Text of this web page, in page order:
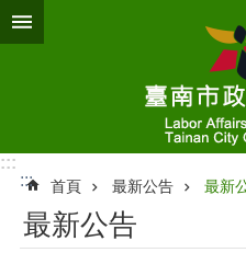
跳到主要內容區塊
:::
:::
首頁 最新公告 最新
最新公告